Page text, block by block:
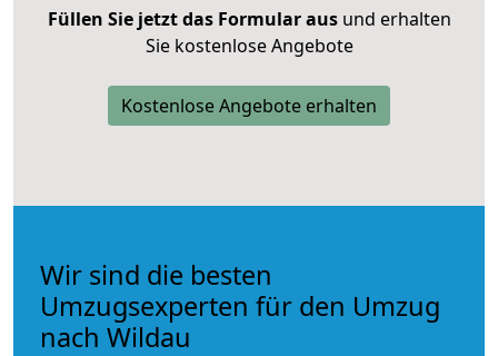
Füllen Sie jetzt das Formular ausund erhalten
Sie kostenlose Angebote
Kostenlose Angebote erhalten
Wir sind die besten
Umzugsexperten für den Umzug
nach Wildau